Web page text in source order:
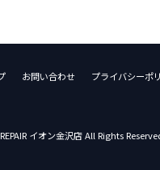
お問い合わせ プライバシーポ
イオン金沢店 All Rights